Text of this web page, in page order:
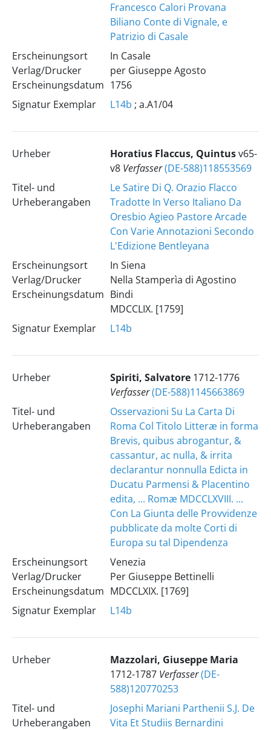
Francesco Calori Provana
Biliano Conte di Vignale, e
Patrizio di Casale
Erscheinungsort
Verlag/Drucker
Erscheinungsdatum
In Casale
per Giuseppe Agosto
1756
Signatur Exemplar
L14b ; a.A1/04
Urheber Horatius Flaccus, Quintusv65-
v8 Verfasser(DE-588)118553569
Titel- und
Urheberangaben
Le Satire Di Q. Orazio Flacco
Tradotte In Verso Italiano Da
Oresbio Agieo Pastore Arcade
Con Varie Annotazioni Secondo
L'Edizione Bentleyana
Erscheinungsort
Verlag/Drucker
Erscheinungsdatum
In Siena
Nella Stamperìa di Agostino
Bindi
MDCCLIX. [1759]
Signatur Exemplar
L14b
Urheber Spiriti, Salvatore 1712-1776
Verfasser(DE-588)1145663869
Titel- und
Urheberangaben
Osservazioni Su La Carta Di
Roma Col Titolo Litteræ in forma
Brevis, quibus abrogantur, &
cassantur, ac nulla, & irrita
declarantur nonnulla Edicta in
Ducatu Parmensi & Placentino
edita, ... Romæ MDCCLXVIII. ...
Con La Giunta delle Provvidenze
pubblicate da molte Corti di
Europa su tal Dipendenza
Erscheinungsort
Verlag/Drucker
Erscheinungsdatum
Venezia
Per Giuseppe Bettinelli
MDCCLXIX. [1769]
Signatur Exemplar
L14b
Urheber
Mazzolari, Giuseppe Maria
1712-1787 Verfasser(DE-
588)120770253
Titel- und
Urheberangaben
Josephi Mariani Parthenii S.J. De
Vita Et Studiis Bernardini